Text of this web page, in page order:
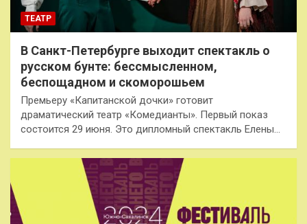
ТЕАТР
В Санкт-Петербурге выходит спектакль о
русском бунте: бессмысленном,
беспощадном и скоморошьем
Премьеру «Капитанской дочки» готовит
драматический театр «Комедианты». Первый показ
состоится 29 июня. Это дипломный спектакль Елены…